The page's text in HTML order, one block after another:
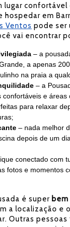
lugar confortável
hospedar em
Ventos pode ser
vai encontrar
– a
a apenas
na praia a
– a
confortáveis e áreas
para relaxar
– nada melhor
depois de um
conectado com
fotos e momentos
é super
a localização e
Outras